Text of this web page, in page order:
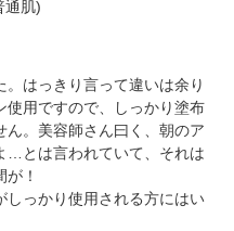
通肌)
はっきり言って違いは余り
使用ですので、しっかり塗布
ん。美容師さん曰く、朝のア
…とは言われていて、それは
！
しっかり使用される方にはい